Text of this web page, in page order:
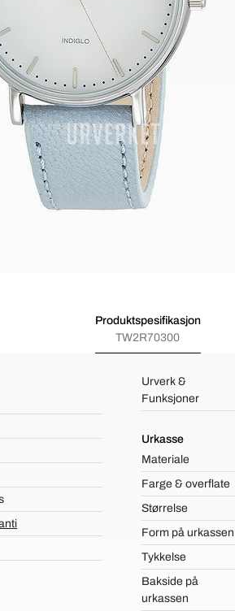
Produktspesifikasjon
TW2R70300
Urverk &
Funksjoner
Urkasse
Materiale
Farge & overflate
Størrelse
Form på urkassen
Tykkelse
Bakside på
urkassen